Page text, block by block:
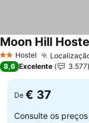
2 Estrelas
Hostel
Moon Hill
8,6 Excelente 3.577
De € 37
Consulte os